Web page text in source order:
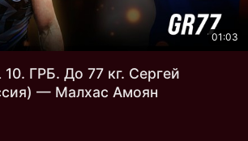
01:03
ГРБ. До 77 кг. Сергей
— Малхас Амоян